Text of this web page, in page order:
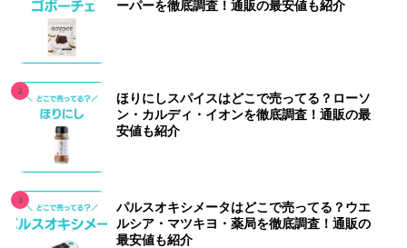
ーパーを徹底調査！通販の最安値も紹介
ほりにしスパイスはどこで売ってる？ローソ
ン・カルディ・イオンを徹底調査！通販の最
安値も紹介
パルスオキシメータはどこで売ってる？ウエ
ルシア・マツキヨ・薬局を徹底調査！通販の
最安値も紹介